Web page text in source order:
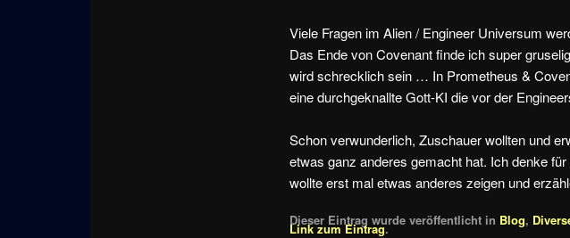
Viele Fragen im Alien / Engineer Universum
Das Ende von Covenant finde ich super
wird schrecklich sein … In Prometheus &
eine durchgeknallte Gott-KI die vor der
Schon verwunderlich, Zuschauer wollten und
etwas ganz anderes gemacht hat. Ich denke
wollte erst mal etwas anderes zeigen und
Dieser Eintrag wurde veröffentlicht in Blog,
Link zum Eintrag.